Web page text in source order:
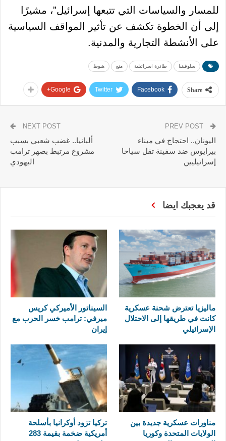
للمسار والسياسات التي تتبعها إسرائيل”، مشيرًا
إلى أن الخطوة تكشف عن تأثير المواقف السياسية
على الأنشطة التجارية والمدنية.
سلوفينيا طائرة اسرائيلية منع هبوط
Share
Facebook
Twitter
Google+
اليونان.. احتجاج في ميناء
بيرايوس ضد سفينة تقل سياحا
إسرائيليين
NEXT POST
ألبانيا.. غضب شعبي بسبب
مشروع مرتبط بصهر ترامب
اليهودي
قد يعجبك ايضا
ماليزيا تعترض شحنة عسكرية
كانت في طريقها إلى الاحتلال
الإسرائيلي
السيناتور الأميركي كريس
ميرفي: ترامب خسر الحرب مع
إيران
مناورات عسكرية جديدة بين
الولايات المتحدة وكوريا
تركيا تزود أوكرانيا بأسلحة
أمريكية ضخمة بقيمة 283